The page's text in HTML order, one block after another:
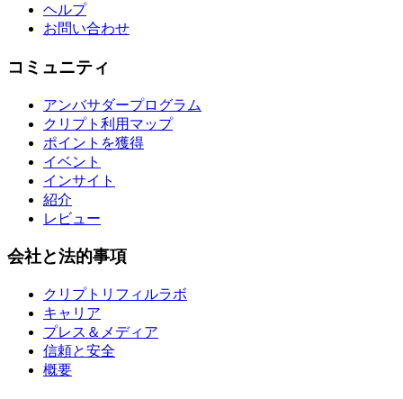
ヘルプ
お問い合わせ
コミュニティ
アンバサダープログラム
クリプト利用マップ
ポイントを獲得
イベント
インサイト
紹介
レビュー
会社と法的事項
クリプトリフィルラボ
キャリア
プレス＆メディア
信頼と安全
概要